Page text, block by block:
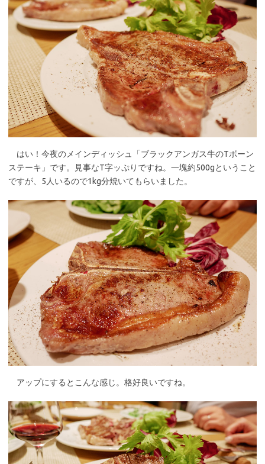
はい！今夜のメインディッシュ「ブラックアンガス牛のTボーン
ステーキ」です。見事なT字ッぷりですね。一塊約500gということ
ですが、5人いるので1kg分焼いてもらいました。
アップにするとこんな感じ。格好良いですね。